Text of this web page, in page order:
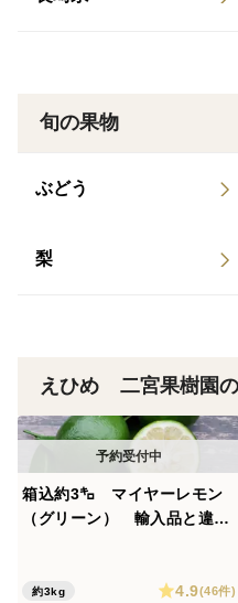
旬の果物
ぶどう
梨
えひめ 二宮果樹園
箱込約3㌔ マイヤーレモン
（グリーン） 輸入品と違う
れ出す果汁！
約3kg 4.9(46件)